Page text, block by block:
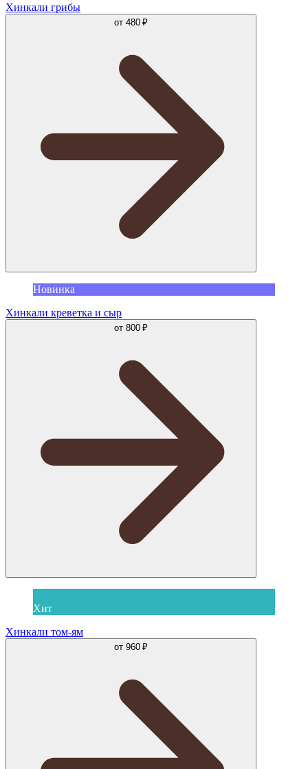
Хинкали грибы
от 480 ₽
Новинка
Хинкали креветка и сыр
от 800 ₽
Хит
Хинкали том-ям
от 960 ₽